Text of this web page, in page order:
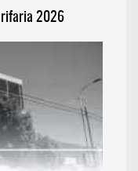
2026